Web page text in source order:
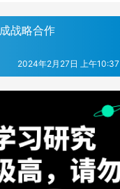
战略合作
2024年2月27日 上午10:37